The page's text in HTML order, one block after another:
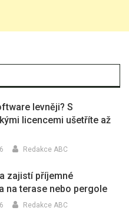
levněji? S
licencemi ušetříte až
Redakce ABC
zajistí příjemné
na terase nebo pergole
Redakce ABC